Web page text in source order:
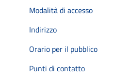
Modalità di accesso
Indirizzo
Orario per il pubblico
Punti di contatto